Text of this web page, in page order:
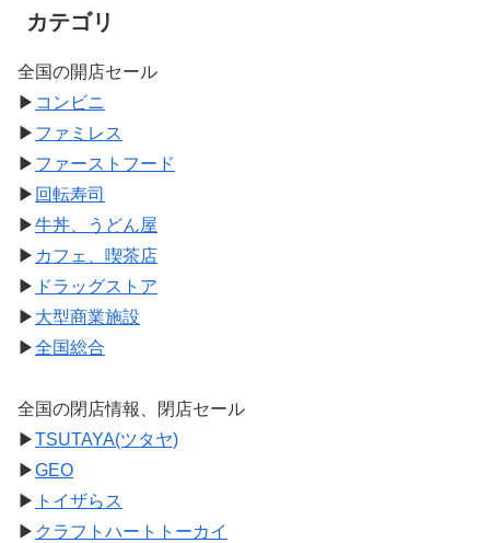
カテゴリ
全国の開店セール
▶ コンビニ
▶ ファミレス
▶ ファーストフード
▶ 回転寿司
▶牛丼、うどん屋
▶ カフェ、喫茶店
▶ ドラッグストア
▶ 大型商業施設
▶全国総合
全国の閉店情報、閉店セール
▶TSUTAYA(ツタヤ)
▶GEO
▶ トイザらス
▶ クラフトハートトーカイ